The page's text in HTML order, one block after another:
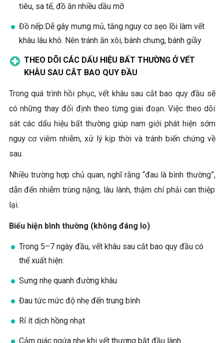
tiêu, sa tế, đồ ăn nhiều dầu mỡ
Đồ nếp:Dễ gây mưng mủ, tăng nguy cơ sẹo lồi làm vết
khâu lâu khô. Nên tránh ăn xôi, bánh chưng, bánh giầy
THEO DÕI CÁC DẤU HIỆU BẤT THƯỜNG Ở VẾT
KHÂU SAU CẮT BAO QUY ĐẦU
Trong quá trình hồi phục, vết khâu sau cắt bao quy đầu sẽ
có những thay đổi định theo từng giai đoạn. Việc theo dõi
sát các dấu hiệu bất thường giúp nam giới phát hiện sớm
nguy cơ viêm nhiễm, xử lý kịp thời và tránh biến chứng về
sau.
Nhiều trường hợp chủ quan, nghĩ rằng “đau là bình thường”,
dẫn đến nhiễm trùng nặng, lâu lành, thậm chí phải can thiệp
lại.
Biểu hiện bình thường (không đáng lo)
Trong 5–7 ngày đầu, vết khâu sau cắt bao quy đầu có
thể xuất hiện:
Sưng nhẹ quanh đường khâu
Đau tức mức độ nhẹ đến trung bình
Rỉ ít dịch hồng nhạt
Cảm giác ngứa nhẹ khi vết thương bắt đầu lành